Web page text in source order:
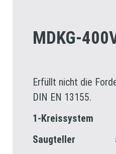
MDKG-
Erfüllt nicht die
DIN EN 13155.
1-Kreissystem
Saugteller